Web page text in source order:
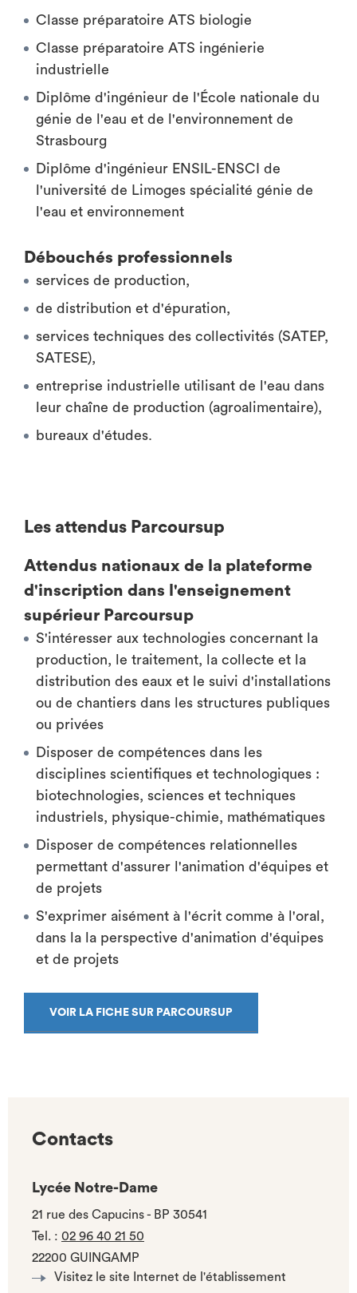
Classe préparatoire ATS biologie
Classe préparatoire ATS ingénierie
industrielle
Diplôme d'ingénieur de l'École nationale du
génie de l'eau et de l'environnement de
Strasbourg
Diplôme d'ingénieur ENSIL-ENSCI de
l'université de Limoges spécialité génie de
l'eau et environnement
Débouchés professionnels
services de production,
de distribution et d'épuration,
services techniques des collectivités (SATEP,
SATESE),
entreprise industrielle utilisant de l'eau dans
leur chaîne de production (agroalimentaire),
bureaux d'études.
Les attendus Parcoursup
Attendus nationaux de la plateforme
d'inscription dans l'enseignement
supérieur Parcoursup
S'intéresser aux technologies concernant la
production, le traitement, la collecte et la
distribution des eaux et le suivi d'installations
ou de chantiers dans les structures publiques
ou privées
Disposer de compétences dans les
disciplines scientifiques et technologiques :
biotechnologies, sciences et techniques
industriels, physique-chimie, mathématiques
Disposer de compétences relationnelles
permettant d'assurer l'animation d'équipes et
de projets
S'exprimer aisément à l'écrit comme à l'oral,
dans la la perspective d'animation d'équipes
et de projets
VOIR LA FICHE SUR PARCOURSUP
Contacts
Lycée Notre-Dame
21 rue des Capucins - BP 30541
Tel. : 02 96 40 21 50
22200 GUINGAMP
Visitez le site Internet de l'établissement